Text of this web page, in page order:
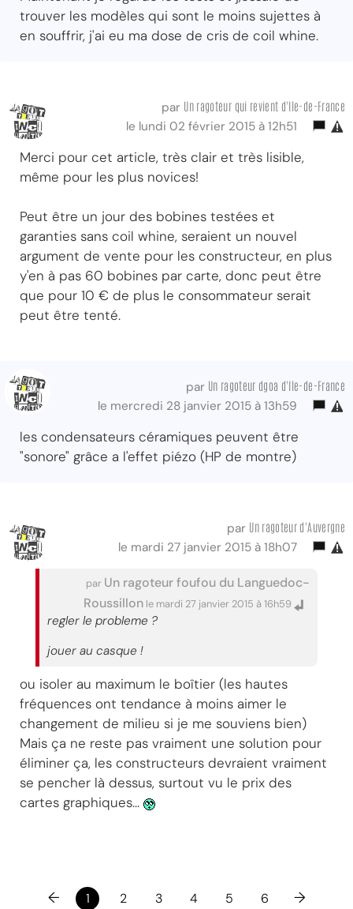
trouver les modèles qui sont le moins sujettes à
en souffrir, j'ai eu ma dose de cris de coil whine.
par Un ragoteur qui revient d'Ile-de-France
le lundi 02 février 2015 à 12h51
Merci pour cet article, très clair et très lisible,
même pour les plus novices!
Peut être un jour des bobines testées et
garanties sans coil whine, seraient un nouvel
argument de vente pour les constructeur, en plus
y'en à pas 60 bobines par carte, donc peut être
que pour 10 € de plus le consommateur serait
peut être tenté.
par Un ragoteur dgoa d'Ile-de-France
le mercredi 28 janvier 2015 à 13h59
les condensateurs céramiques peuvent être
"sonore" grâce a l'effet piézo (HP de montre)
par Un ragoteur d'Auvergne
le mardi 27 janvier 2015 à 18h07
par Un ragoteur foufou du Languedoc-
Roussillon le mardi 27 janvier 2015 à 16h59
regler le probleme ?
jouer au casque !
ou isoler au maximum le boîtier (les hautes
fréquences ont tendance à moins aimer le
changement de milieu si je me souviens bien)
Mais ça ne reste pas vraiment une solution pour
éliminer ça, les constructeurs devraient vraiment
se pencher là dessus, surtout vu le prix des
cartes graphiques...
← 1 2 3 4 5 6 →